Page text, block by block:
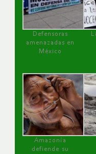
Defensoras
amenazadas en
México
Amazonía
defiende su